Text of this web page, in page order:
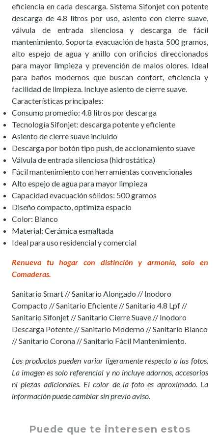
eficiencia en cada descarga. Sistema Sifonjet con potente
descarga de 4.8 litros por uso, asiento con cierre suave,
válvula de entrada silenciosa y descarga de fácil
mantenimiento. Soporta evacuación de hasta 500 gramos,
alto espejo de agua y anillo con orificios direccionados
para mayor limpieza y prevención de malos olores. Ideal
para baños modernos que buscan confort, eficiencia y
facilidad de limpieza. Incluye asiento de cierre suave.
Características principales:
Consumo promedio: 4.8 litros por descarga
Tecnología Sifonjet: descarga potente y eficiente
Asiento de cierre suave incluido
Descarga por botón tipo push, de accionamiento suave
Válvula de entrada silenciosa (hidrostática)
Fácil mantenimiento con herramientas convencionales
Alto espejo de agua para mayor limpieza
Capacidad evacuación sólidos: 500 gramos
Diseño compacto, optimiza espacio
Color: Blanco
Material: Cerámica esmaltada
Ideal para uso residencial y comercial
Renueva tu hogar con distinción y armonía, solo en
Comaderas.
Sanitario Smart // Sanitario Alongado // Inodoro
Compacto // Sanitario Eficiente // Sanitario 4.8 Lpf //
Sanitario Sifonjet // Sanitario Cierre Suave // Inodoro
Descarga Potente // Sanitario Moderno // Sanitario Blanco
// Sanitario Corona // Sanitario Fácil Mantenimiento.
Los productos pueden variar ligeramente respecto a las fotos.
La imagen es solo referencial y no incluye adornos, accesorios
ni piezas adicionales. El color de la foto es aproximado. La
información puede cambiar sin previo aviso.
Puede que te interesen estos